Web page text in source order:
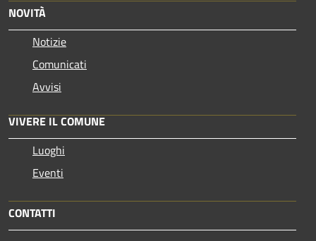
NOVITÀ
Notizie
Comunicati
Avvisi
VIVERE IL COMUNE
Luoghi
Eventi
CONTATTI